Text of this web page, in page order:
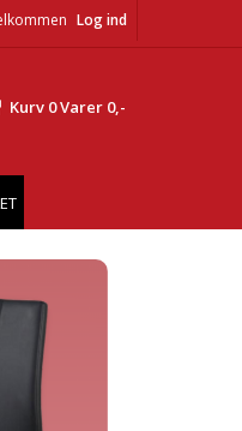
Log ind
Kurv 0Varer 0,-